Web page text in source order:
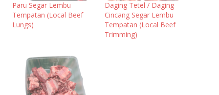
Paru Segar Lembu
Tempatan (Local Beef
Lungs)
Daging Tetel / Daging
Cincang Segar Lembu
Tempatan (Local Beef
Trimming)